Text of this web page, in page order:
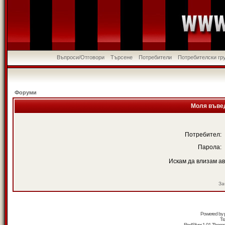
Въпроси/Отговори Търсене Потребители Потребителски
Форуми
Моля
Потребител:
Парола:
Искам да влизам
Powered by